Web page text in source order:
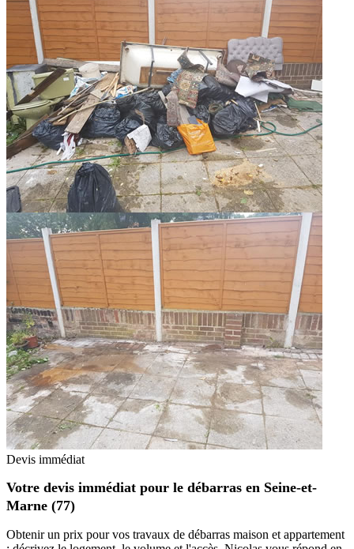
Devis immédiat
Votre devis immédiat pour le débarras en Seine-et-
Marne (77)
Obtenir un prix pour vos travaux de débarras maison et appartement